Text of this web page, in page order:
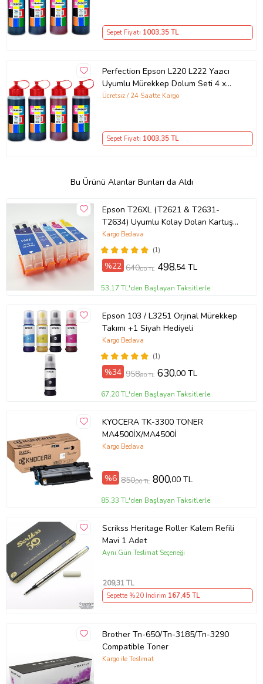
ÖLÇÜM:
Renk testlerini geçen mürekkepler, kartuş tıkanma testine girer.
Uzun süre saklanan kartuşlar ağız kuruma testi için tekrar
basılmaktadır. Kartuşlar en uzun kartuş ömrü testine girer.
testi için ultraviyole ışınları ile hızlandırılmış zaman testine tabi
solmadan aktarılacağından emin olabiliriz.
FOTOĞRAF:
Kalite kontrollerinden başarı ile geçen mürekkeplerimiz;
Türkiye'den, tüm dünya'ya sevk edilmektedir. Dünya ülkelerine
daha yüksek fiyatlara sattığımız
fiyatlara siz değerli müşterilerimize sunuyoruz...
Ürün Kodu:kcm32914753
Sepet Fiyatı 1003,35 TL
Perfection Epson L220 L222 Yazıcı
Uyumlu Mürekkep Dolum Seti 4 x
500 ML
Ücretsiz / 24 Saatte Kargo
Sepet Fiyatı 1003,35 TL
Bu Ürünü Alanlar Bunları da Aldı
Epson T26XL (T2621 & T2631-
T2634) Uyumlu Kolay Dolan Kartuş -
5 Renk (Çok Renkli)
(1)
Kargo Bedava
%22 640,00 TL 498,54 TL
53,17 TL'den Başlayan Taksitlerle
Epson 103 / L3251 Orjinal Mürekkep
Takımı +1 Siyah Hediyeli
(1)
Kargo Bedava
%34 958,80 TL 630,00 TL
67,20 TL'den Başlayan Taksitlerle
KYOCERA TK-3300 TONER
MA4500İX/MA4500İ
Kargo Bedava
%6 850,00 TL 800,00 TL
85,33 TL'den Başlayan Taksitlerle
Scrikss Heritage Roller Kalem Refili
Mavi 1 Adet
Aynı Gün Teslimat Seçeneği
209,31 TL
Sepette %20 İndirim 167,45 TL
Brother Tn-650/Tn-3185/Tn-3290
Compatible Toner
Kargo ile Teslimat